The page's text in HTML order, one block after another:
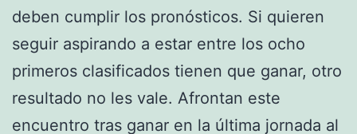
deben cumplir los pronósticos. Si quieren
seguir aspirando a estar entre los ocho
primeros clasificados tienen que ganar, otro
resultado no les vale. Afrontan este
encuentro tras ganar en la última jornada al